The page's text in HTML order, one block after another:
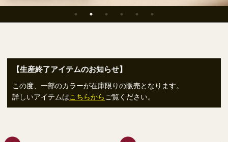
【生産終了アイテムのお知らせ】
この度、一部のカラーが在庫限りの販売となります。
詳しいアイテムはこちらからご覧ください。